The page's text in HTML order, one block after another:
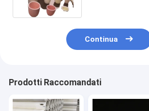
Continua
Prodotti Raccomandati